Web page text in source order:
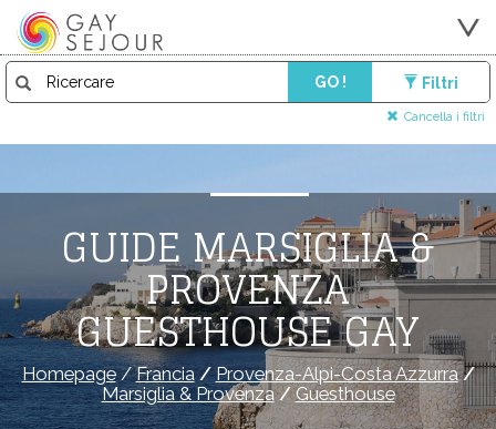
GO ! Filtri
Cancella i filtri
GUIDE MARSIGLIA &
PROVENZA
GUESTHOUSE GAY
Homepage/Francia/Provenza-Alpi-Costa Azzurra/
Marsiglia & Provenza/Guesthouse